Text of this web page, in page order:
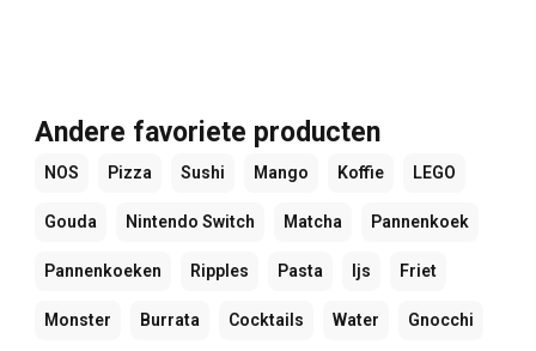
Andere favoriete producten
NOS Pizza Sushi Mango Koffie LEGO
Gouda Nintendo Switch Matcha Pannenkoek
Pannenkoeken Ripples Pasta Ijs Friet
Monster Burrata Cocktails Water Gnocchi